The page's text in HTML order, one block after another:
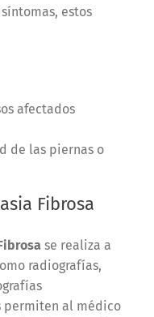
estos
afectados
de las piernas o
Fibrosa
se realiza a
radiografías,
permiten al médico